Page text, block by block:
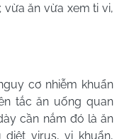
ăn vừa xem ti vi,
cơ nhiễm khuẩn
tắc ăn uống quan
cần nắm đó là ăn
virus, vi khuẩn,